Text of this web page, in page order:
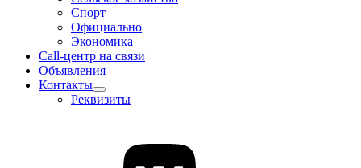
Спорт
Официально
Экономика
Call-центр на связи
Объявления
Контакты
Реквизиты